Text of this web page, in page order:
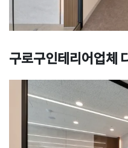
구로구인테리어업체